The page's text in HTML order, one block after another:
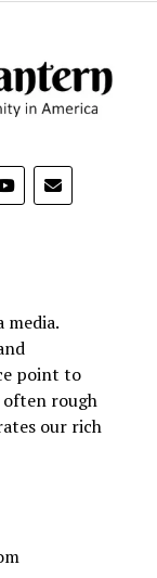
media.
point to
rough
our rich